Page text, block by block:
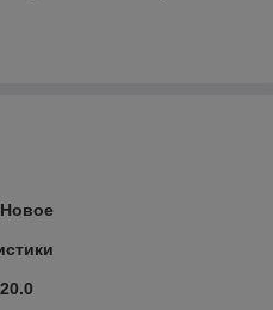
Новое
20.0